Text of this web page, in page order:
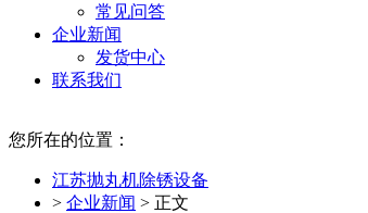
常见问答
企业新闻
发货中心
联系我们
您所在的位置：
江苏抛丸机除锈设备
> 企业新闻 > 正文